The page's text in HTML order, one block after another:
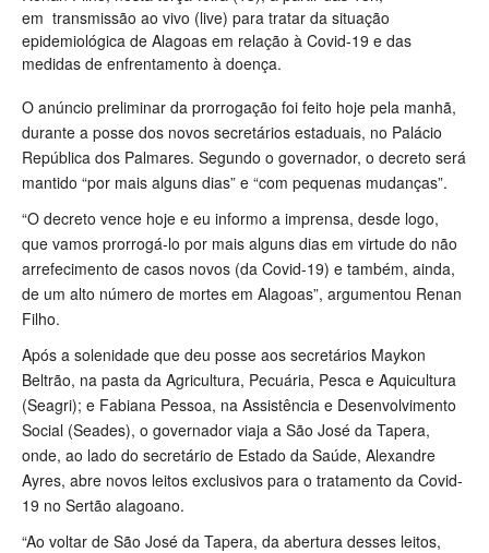
em transmissão ao vivo (live) para tratar da situação
epidemiológica de Alagoas em relação à Covid-19 e das
medidas de enfrentamento à doença.
O anúncio preliminar da prorrogação foi feito hoje pela manhã,
durante a posse dos novos secretários estaduais, no Palácio
República dos Palmares. Segundo o governador, o decreto será
mantido “por mais alguns dias” e “com pequenas mudanças”.
“O decreto vence hoje e eu informo a imprensa, desde logo,
que vamos prorrogá-lo por mais alguns dias em virtude do não
arrefecimento de casos novos (da Covid-19) e também, ainda,
de um alto número de mortes em Alagoas”, argumentou Renan
Filho.
Após a solenidade que deu posse aos secretários Maykon
Beltrão, na pasta da Agricultura, Pecuária, Pesca e Aquicultura
(Seagri); e Fabiana Pessoa, na Assistência e Desenvolvimento
Social (Seades), o governador viaja a São José da Tapera,
onde, ao lado do secretário de Estado da Saúde, Alexandre
Ayres, abre novos leitos exclusivos para o tratamento da Covid-
19 no Sertão alagoano.
“Ao voltar de São José da Tapera, da abertura desses leitos,